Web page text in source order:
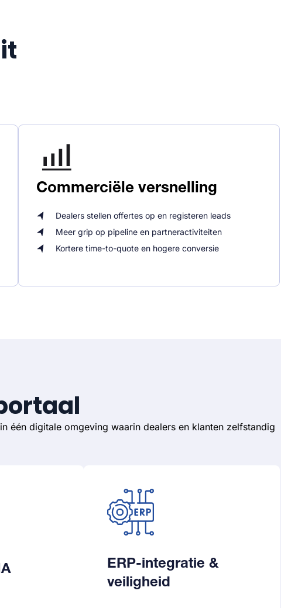
Commerciële versnelling
Dealers stellen offertes op en registeren leads
Meer grip op pipeline en partneractiviteiten
Kortere time-to-quote en hogere conversie
één digitale omgeving waarin dealers en klanten zelfstandig
ERP-integratie &
veiligheid